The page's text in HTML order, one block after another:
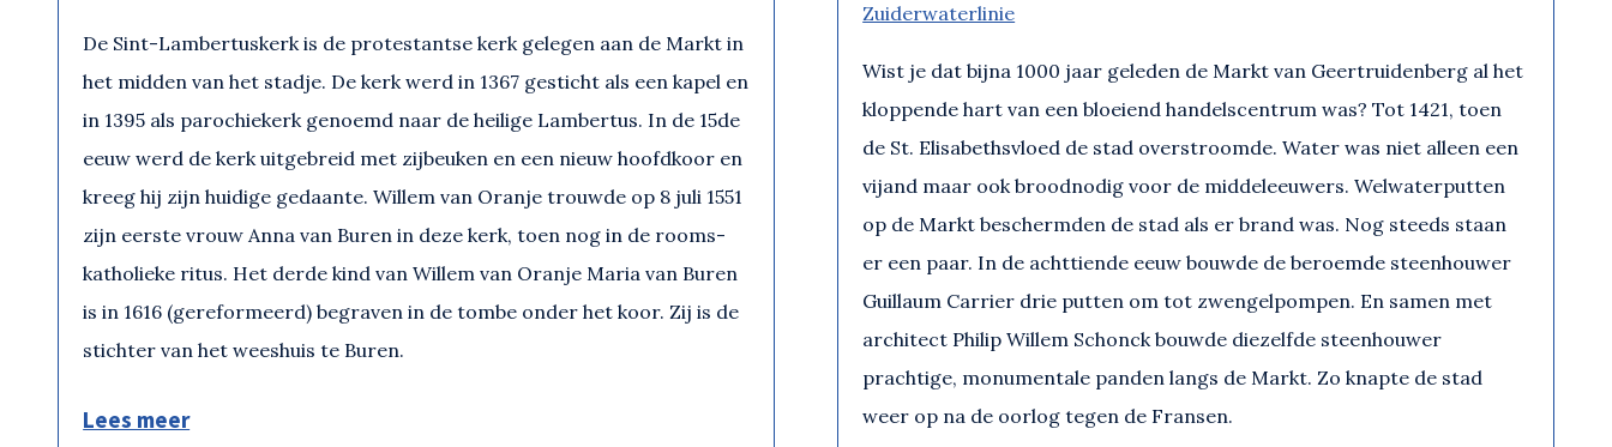
De Sint-Lambertuskerk is de protestantse kerk gelegen aan de Markt in
het midden van het stadje. De kerk werd in 1367 gesticht als een kapel en
in 1395 als parochiekerk genoemd naar de heilige Lambertus. In de 15de
eeuw werd de kerk uitgebreid met zijbeuken en een nieuw hoofdkoor en
kreeg hij zijn huidige gedaante. Willem van Oranje trouwde op 8 juli 1551
zijn eerste vrouw Anna van Buren in deze kerk, toen nog in de rooms-
katholieke ritus. Het derde kind van Willem van Oranje Maria van Buren
is in 1616 (gereformeerd) begraven in de tombe onder het koor. Zij is de
stichter van het weeshuis te Buren.
Lees meer
Zuiderwaterlinie
Wist je dat bijna 1000 jaar geleden de Markt van Geertruidenberg al het
kloppende hart van een bloeiend handelscentrum was? Tot 1421, toen
de St. Elisabethsvloed de stad overstroomde. Water was niet alleen een
vijand maar ook broodnodig voor de middeleeuwers. Welwaterputten
op de Markt beschermden de stad als er brand was. Nog steeds staan
er een paar. In de achttiende eeuw bouwde de beroemde steenhouwer
Guillaum Carrier drie putten om tot zwengelpompen. En samen met
architect Philip Willem Schonck bouwde diezelfde steenhouwer
prachtige, monumentale panden langs de Markt. Zo knapte de stad
weer op na de oorlog tegen de Fransen.